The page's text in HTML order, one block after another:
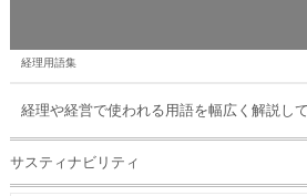
経理用語集
経理や経営で使われる用語を幅広く解説して
サスティナビリティ